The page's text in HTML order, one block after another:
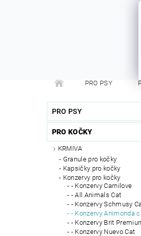
PRO PSY
PRO FRETKY
PRO PSY
PRO KOČKY
KRMIVA
Granule pro kočky
Kapsičky pro kočky
Konzervy pro kočky
- Konzervy Carnilove
- All Animals Cat
- Konzervy Schmusy
- Konzervy Animonda
- Konzervy Brit
- Konzervy Nuevo Cat